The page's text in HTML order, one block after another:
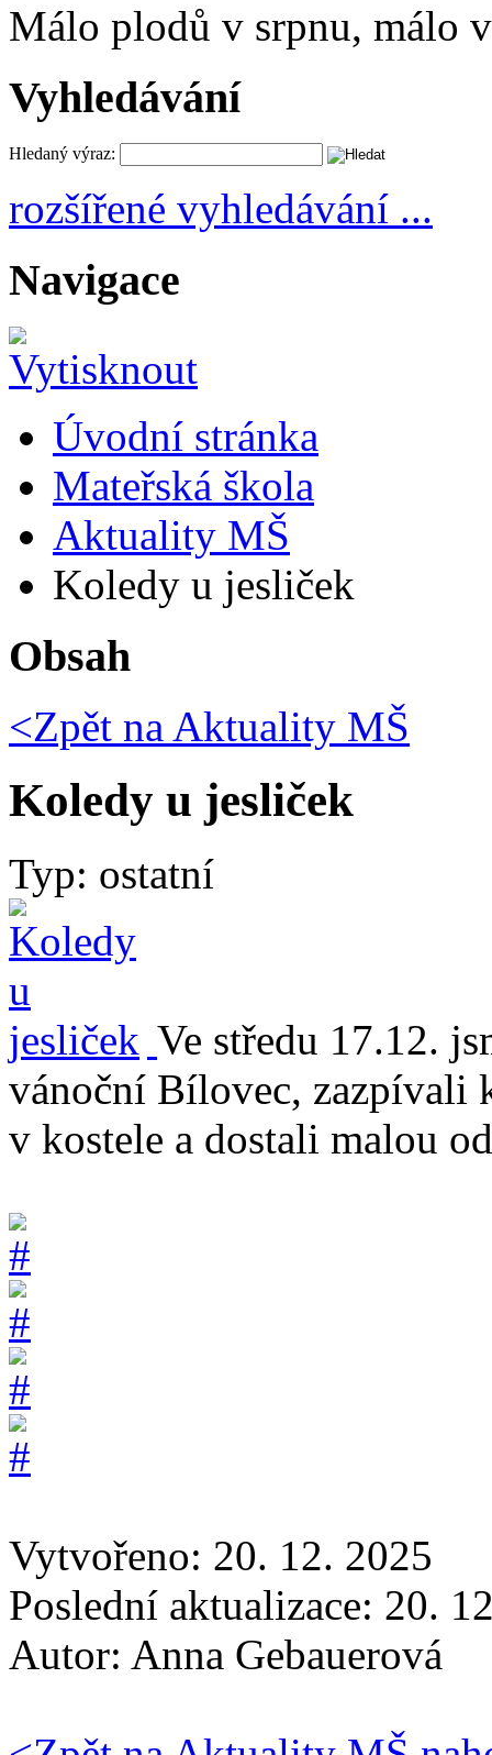
Málo plodů v srpnu, málo
Vyhledávání
Hledaný výraz:
rozšířené vyhledávání ...
Navigace
Úvodní stránka
Mateřská škola
Aktuality MŠ
Koledy u jesliček
Obsah
<Zpět na Aktuality MŠ
Koledy u jesliček
Typ: ostatní
Ve středu 17.12.
vánoční Bílovec, zazpívali
v kostele a dostali malou
Vytvořeno: 20. 12. 2025
Poslední aktualizace: 20.
Autor: Anna Gebauerová